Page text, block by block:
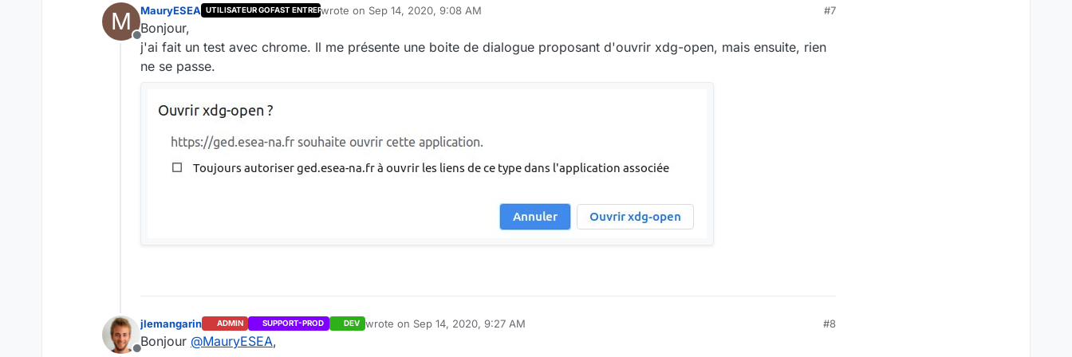
M
Offline
MauryESEA UTILISATEUR GOFAST ENTREPRISEwrote on Sep 14, 2020, 9:08 AM
last edited by
#7
Bonjour,
j'ai fait un test avec chrome. Il me présente une boite de dialogue proposant d'ouvrir xdg-open, mais ensuite, rien
ne se passe.
jlemangarin ADMIN SUPPORT-PROD DEV wrote on Sep 14, 2020, 9:27 AM
last edited by
#8
Bonjour @MauryESEA,